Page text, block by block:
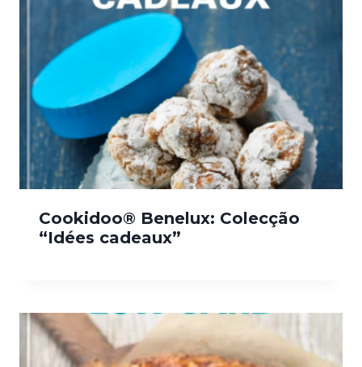
Cookidoo® Benelux: Colecção
“Idées cadeaux”